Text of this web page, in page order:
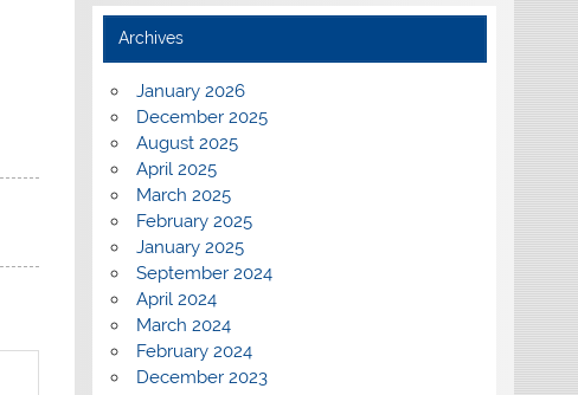
Archives
January 2026
December 2025
August 2025
April 2025
March 2025
February 2025
January 2025
September 2024
April 2024
March 2024
February 2024
December 2023